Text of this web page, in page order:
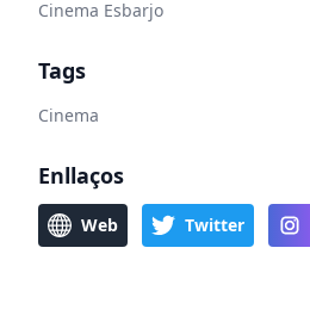
Cinema Esbarjo
Tags
Cinema
Enllaços
Web Twitter